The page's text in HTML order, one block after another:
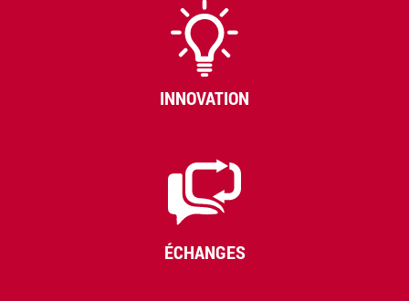
INNOVATION
ÉCHANGES